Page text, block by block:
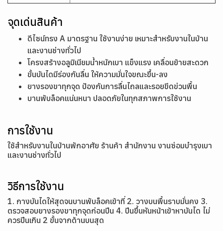
จุดเด่นสินค้า
ดีไซน์ทรง A มาตรฐาน ใช้งานง่าย เหมาะสำหรับงานในบ้าน
และงานช่างทั่วไป
โครงสร้างอลูมิเนียมน้ำหนักเบา แข็งแรง เคลื่อนย้ายสะดวก
ขั้นบันไดมีร่องกันลื่น ให้ความมั่นใจขณะขึ้น-ลง
ยางรองขาทุกจุด ป้องกันการลื่นไถลและรอยขีดข่วนพื้น
บานพับล็อคแน่นหนา ปลอดภัยในทุกสภาพการใช้งาน
การใช้งาน
ใช้สำหรับงานในบ้านพักอาศัย ร้านค้า สำนักงาน งานซ่อมบำรุงเบา
และงานช่างทั่วไป
วิธีการใช้งาน
1. กางบันไดให้สุดจนบานพับล็อคเข้าที่ 2. วางบนพื้นราบมั่นคง 3.
ตรวจสอบยางรองขาทุกจุดก่อนปีน 4. ปีนขึ้นหันหน้าเข้าหาบันได ไม่
ควรปีนเกิน 2 ขั้นจากด้านบนสุด